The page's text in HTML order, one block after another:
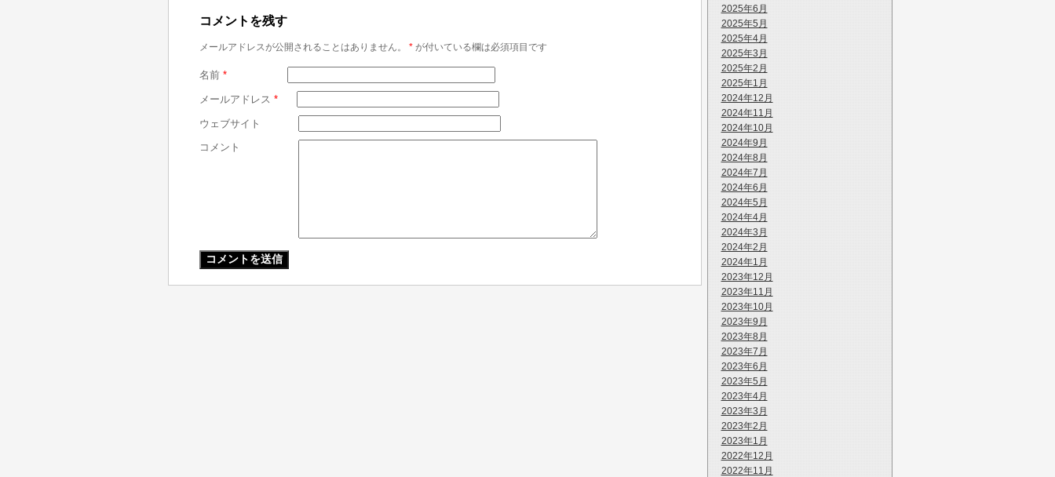
2025年6月
2025年5月
2025年4月
2025年3月
2025年2月
2025年1月
2024年12月
2024年11月
2024年10月
2024年9月
2024年8月
2024年7月
2024年6月
2024年5月
2024年4月
2024年3月
2024年2月
2024年1月
2023年12月
2023年11月
2023年10月
2023年9月
2023年8月
2023年7月
2023年6月
2023年5月
2023年4月
2023年3月
2023年2月
2023年1月
2022年12月
2022年11月
コメントを残す
メールアドレスが公開されることはありません。 * が付いている欄は必須項目です
名前 *
メールアドレス *
ウェブサイト
コメント